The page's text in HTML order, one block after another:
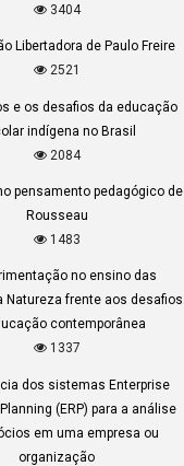
3404
Libertadora de Paulo Freire
2521
e os desafios da educação
indígena no Brasil
2084
pensamento pedagógico de
Rousseau
1483
no ensino das
Natureza frente aos desafios
contemporânea
1337
dos sistemas Enterprise
(ERP) para a análise
em uma empresa ou
organização